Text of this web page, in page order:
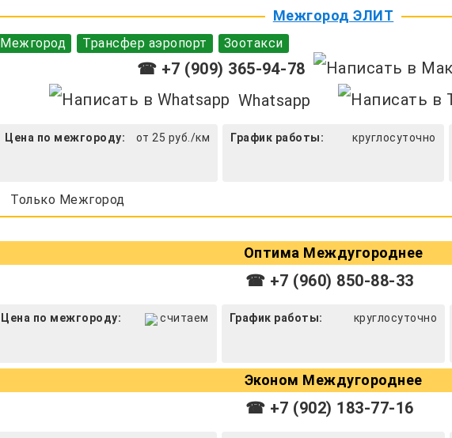
Межгород ЭЛИТ
Межгород Трансфер аэропорт Зоотакси
☎ +7 (909) 365-94-78
Whatsapp
Цена по межгороду: от 25 руб./км График работы: круглосуточно
Только Межгород
Оптима Междугороднее
☎ +7 (960) 850-88-33
Цена по межгороду: считаем График работы: круглосуточно
Эконом Междугороднее
☎ +7 (902) 183-77-16